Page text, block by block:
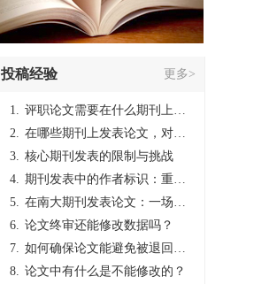
投稿经验 更多>
1. 评职论文需要在什么期刊上发表？
2. 在哪些期刊上发表论文，对考研有优势？
3. 核心期刊发表的限制与挑战
4. 期刊发表中的作者标识：重要性与实践
5. 在南大期刊发表论文：一场知识探索与学术成就的旅程
6. 论文终审还能修改数据吗？
7. 如何确保论文能避免被退回：关键条件与策略
8. 论文中有什么是不能修改的？